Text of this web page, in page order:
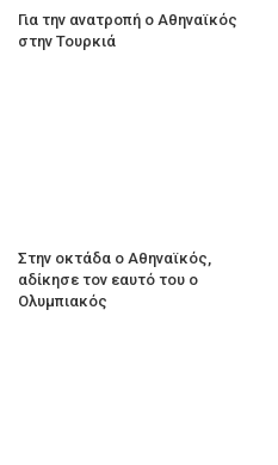
Για την ανατροπή ο Αθηναϊκός
στην Τουρκιά
Στην οκτάδα ο Αθηναϊκός,
αδίκησε τον εαυτό του ο
Ολυμπιακός